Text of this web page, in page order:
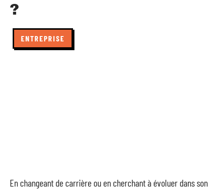
?
ENTREPRISE
En changeant de carrière ou en cherchant à évoluer dans son